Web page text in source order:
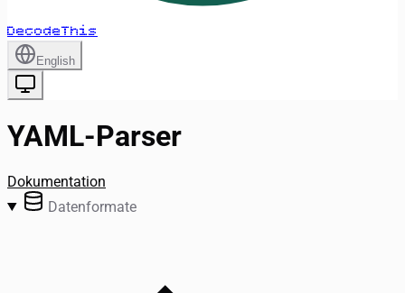
DecodeThis
English
YAML-Parser
Dokumentation
Datenformate